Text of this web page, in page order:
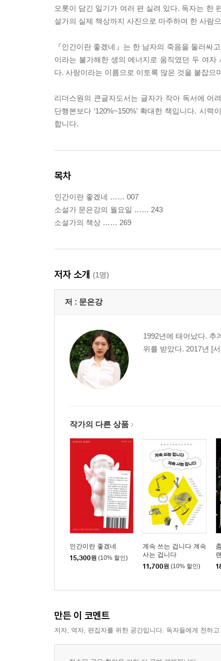
오롯이 담긴 일기가 여러 편 실려 있다. 독자는 한
설가의 실제 책상까지 사진으로 마주하며 한 사람
『인간이란 좋겠네』는 한 남자의 죽음을 둘러싸
이라는 불가해한 생의 에너지로 움직였던 두 여자
다. 사랑이라는 이름으로 이토록 많은 것을 붙잡
리더스원의 큰글자도서는 글자가 작아 독서에 어
단행본보다 ‘120%~150%’ 확대한 책입니다. 시
합니다.
목차
인간이란 좋겠네 …… 007
소설가 문은강의 월요일 …… 243
소설가의 책상 …… 269
저자 소개 (1명)
저 : 문은강
1992년에 태어났다. 추
위를 받았다. 2017년 [
작가의 다른 상품
인간이란 좋겠네
15,300원 (10% 할인)
계속 쓰는 겁니다 계속
사는 겁니다
11,700원 (10% 할인)
만든 이 코멘트
저자, 역자, 편집자를 위한 공간입니다. 독자들에게 전하